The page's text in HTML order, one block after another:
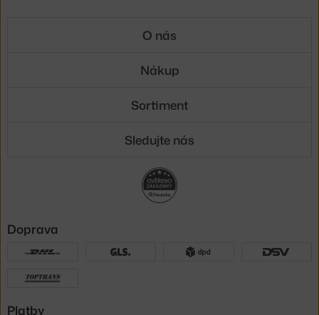
O nás
Nákup
Sortiment
Sledujte nás
Doprava
Platby